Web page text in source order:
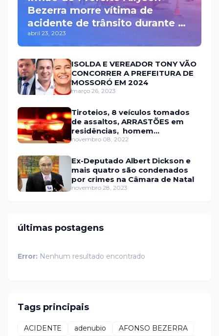
Bezerra morre vítima de
acidente de trânsito durante a
madrugada na BR 110 em
Mossoró
abril 23, 2023
ISOLDA E VEREADOR TONY VÃO
CONCORRER A PREFEITURA DE
MOSSORÓ EM 2024
março 26, 2023
Tiroteios, 8 veículos tomados
de assaltos, ARRASTÕES em
residências, homem
encontrado morto
novembro 08, 2022
Ex-Deputado Albert Dickson e
mais quatro são condenados
por crimes na Câmara de Natal
novembro 28, 2023
últimas postagens
Error: Nenhum resultado encontrado
Tags principais
ACIDENTE adenubio
AFONSO BEZERRA